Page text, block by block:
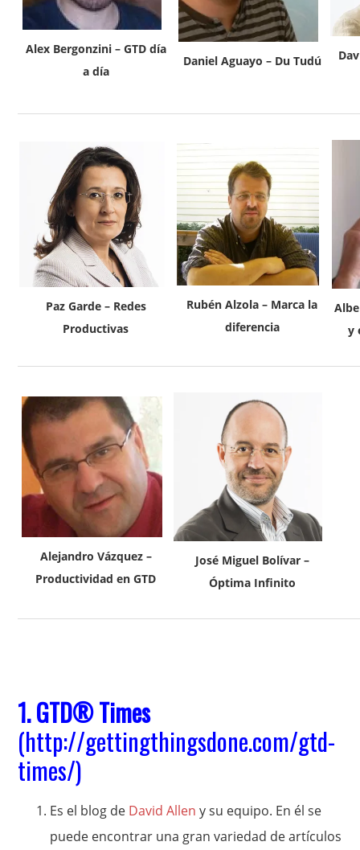
Alex Bergonzini – GTD día
a día
Daniel Aguayo – Du Tudú
Paz Garde – Redes
Productivas
Rubén Alzola – Marca la
diferencia
y
Alejandro Vázquez –
Productividad en GTD
José Miguel Bolívar –
Óptima Infinito
1.GTD® Times
(http://gettingthingsdone.com/gtd-
times/)
Es el blog de David Allen y su equipo. En él se
puede encontrar una gran variedad de artículos